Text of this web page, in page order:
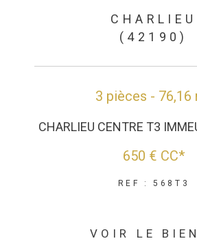
CHARLIEU
(42190)
3 pièces - 76,16
CHARLIEU CENTRE T3
650 € CC*
REF : 568T3
VOIR LE BIEN